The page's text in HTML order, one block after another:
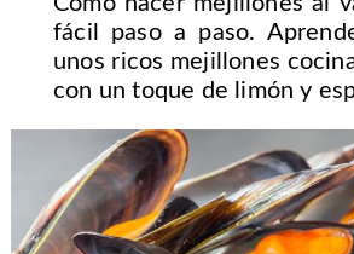
fácil paso a paso.
unos ricos mejillones
con un toque de limón y